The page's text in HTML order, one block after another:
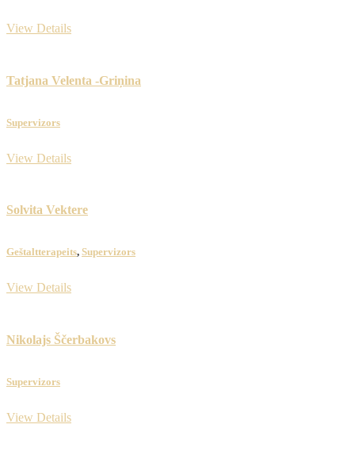
View Details
Tatjana Velenta -Griņina
Supervizors
View Details
Solvita Vektere
​Geštaltterapeits, Supervizors
View Details
Nikolajs Ščerbakovs
Supervizors
View Details